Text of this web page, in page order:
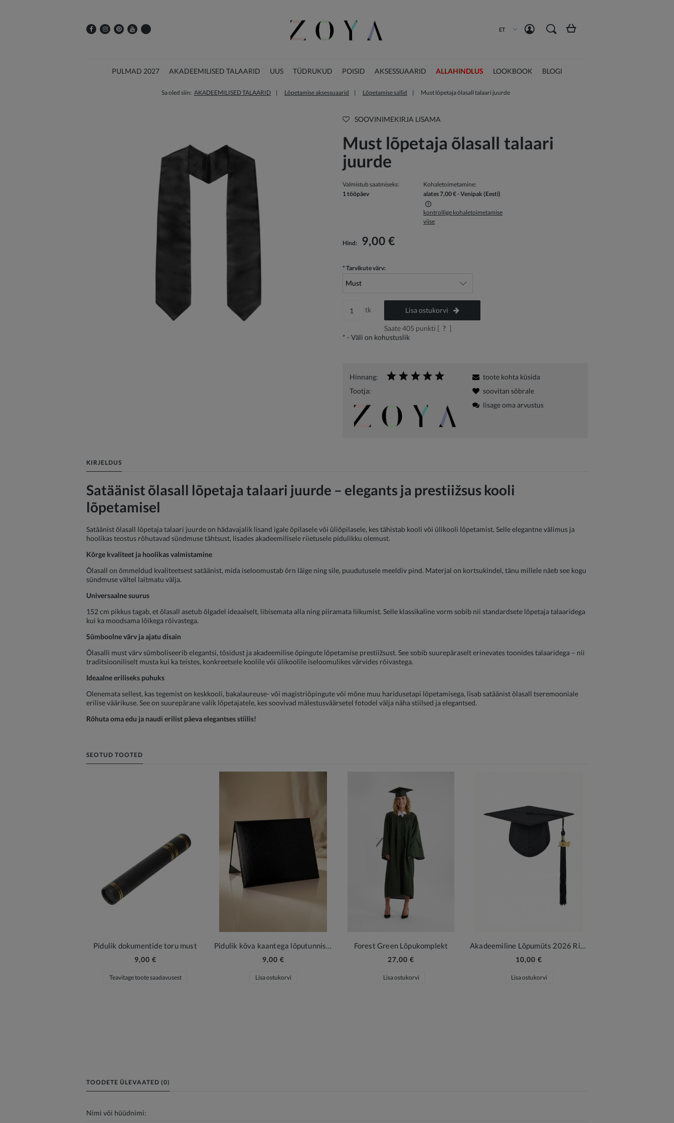
ET
PULMAD 2027 AKADEEMILISED TALAARID UUS TÜDRUKUD POISID AKSESSUAARID ALLAHINDLUS LOOKBOOK BLOGI
Sa oled siin: AKADEEMILISED TALAARID Lõpetamise aksessuaarid Lõpetamise sallid Must lõpetaja õlasall talaari juurde
SOOVINIMEKIRJA LISAMA
Must lõpetaja õlasall talaari
juurde
Valmistub saatmiseks:
1 tööpäev
Kohaletoimetamine:
alates 7,00 €- Venipak (Eesti)
kontrollige kohaletoimetamise
viise
Hind: 9,00 €
* Tarvikute värv:
tk Lisa ostukorvi
Saate405 punkti [ ? ]
* - Väli on kohustuslik
Hinnang:
Tootja:
toote kohta küsida
soovitan sõbrale
lisage oma arvustus
KIRJELDUS
Satäänist õlasall lõpetaja talaari juurde – elegants ja prestiižsus kooli
lõpetamisel
Satäänist õlasall lõpetaja talaari juurde on hädavajalik lisand igale õpilasele või üliõpilasele, kes tähistab kooli või ülikooli lõpetamist. Selle elegantne välimus ja
hoolikas teostus rõhutavad sündmuse tähtsust, lisades akadeemilisele riietusele pidulikku olemust.
Kõrge kvaliteet ja hoolikas valmistamine
Õlasall on õmmeldud kvaliteetsest satäänist, mida iseloomustab õrn läige ning sile, puudutusele meeldiv pind. Materjal on kortsukindel, tänu millele näeb see kogu
sündmuse vältel laitmatu välja.
Universaalne suurus
152 cm pikkus tagab, et õlasall asetub õlgadel ideaalselt, libisemata alla ning piiramata liikumist. Selle klassikaline vorm sobib nii standardsete lõpetaja talaaridega
kui ka moodsama lõikega rõivastega.
Sümboolne värv ja ajatu disain
Õlasalli must värv sümboliseerib elegantsi, tõsidust ja akadeemilise õpingute lõpetamise prestiižsust. See sobib suurepäraselt erinevates toonides talaaridega – nii
traditsiooniliselt musta kui ka teistes, konkreetsele koolile või ülikoolile iseloomulikes värvides rõivastega.
Ideaalne eriliseks puhuks
Olenemata sellest, kas tegemist on keskkooli, bakalaureuse- või magistriõpingute või mõne muu haridusetapi lõpetamisega, lisab satäänist õlasall tseremooniale
erilise väärikuse. See on suurepärane valik lõpetajatele, kes soovivad mälestusväärsetel fotodel välja näha stiilsed ja elegantsed.
Rõhuta oma edu ja naudi erilist päeva elegantses stiilis!
SEOTUD TOOTED
Pidulik dokumentide toru must
9,00 €
Teavitage toote saadavusest
Pidulik kõva kaantega lõputunnistuse ümbris must
9,00 €
Lisa ostukorvi
Forest Green Lõpukomplekt
27,00 €
Lisa ostukorvi
Akadeemiline Lõpumüts 2026 Ripatsiga
10,00 €
Lisa ostukorvi
TOODETE ÜLEVAATED (0)
Nimi või hüüdnimi: